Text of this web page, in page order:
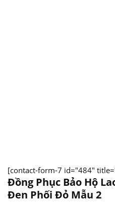
[contact-form-7 id="484"
Đồng Phục Bảo Hộ
Đen Phối Đỏ Mẫu 2